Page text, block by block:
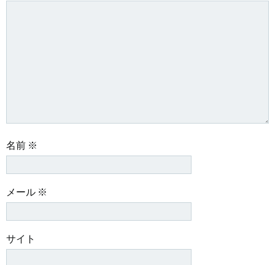
名前 ※
メール ※
サイト